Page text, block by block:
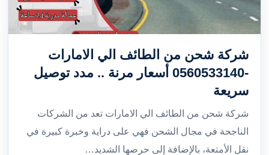
شركة شحن من الطائف الي الامارات
-0560533140 أسعار مرنة .. مدد توصيل
سريعة
شركة شحن من الطائف الي الامارات تعد من الشركات
الناجحة في مجال الشحن فهي على دراية وخبرة كبيرة في
نقل الأمتعة، بالإضافة إلى حرصها الشديد…